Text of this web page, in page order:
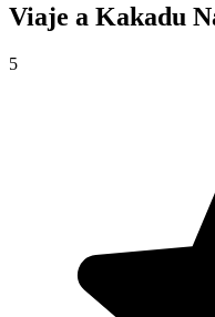
Viaje a Kakadu
5